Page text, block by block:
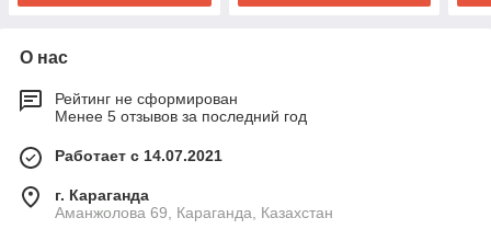
О нас
Рейтинг не сформирован
Менее 5 отзывов за последний год
Работает с 14.07.2021
г. Караганда
Аманжолова 69, Караганда, Казахстан